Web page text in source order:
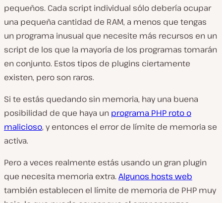
pequeños. Cada script individual sólo debería ocupar
una pequeña cantidad de RAM, a menos que tengas
un programa inusual que necesite más recursos en un
script de los que la mayoría de los programas tomarán
en conjunto. Estos tipos de plugins ciertamente
existen, pero son raros.
Si te estás quedando sin memoria, hay una buena
posibilidad de que haya un programa PHP roto o
malicioso, y entonces el error de límite de memoria se
activa.
Pero a veces realmente estás usando un gran plugin
que necesita memoria extra. Algunos hosts web
también establecen el límite de memoria de PHP muy